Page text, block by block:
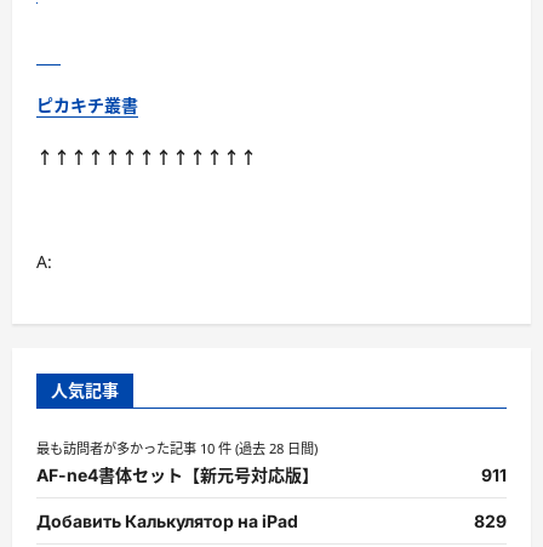
ピカキチ叢書
↑↑↑↑↑↑↑↑↑↑↑↑↑
A:
人気記事
最も訪問者が多かった記事 10 件 (過去 28 日間)
AF-ne4書体セット【新元号対応版】 911
Добавить Калькулятор на iPad 829